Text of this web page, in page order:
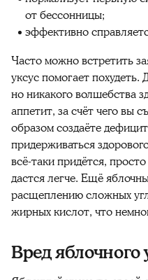
от бессонницы;
эффективно
Часто можно встретить
уксус помогает
но никакого волшебства
аппетит, за счёт чего вы
образом создаёте
придерживаться
всё-таки придётся,
дастся легче. Ещё
расщеплению сложных
жирных кислот, что
Вред яблочного